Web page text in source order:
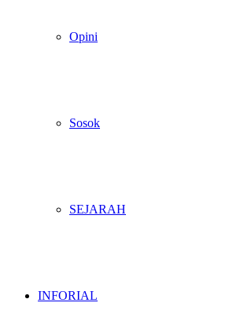
Opini
Sosok
SEJARAH
INFORIAL